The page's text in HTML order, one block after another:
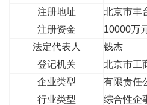
注册地址
北京市丰
注册资金
10000万
法定代表人
钱杰
登记机关
北京市工
企业类型
有限责任
行业类型
综合性企